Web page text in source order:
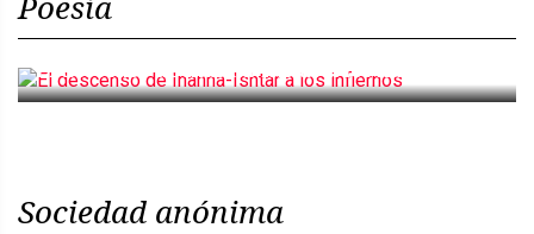
El descenso de Inanna-Ishtar a los infiernos
Sociedad anónima